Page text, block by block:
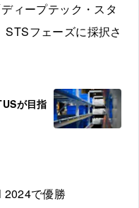
ィープテック・スタ
フェーズに採択さ
が目指
で優勝